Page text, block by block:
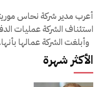
أعرب مدير شركة نحاس
استئناف الشركة عمليات
الأكثر شهرة